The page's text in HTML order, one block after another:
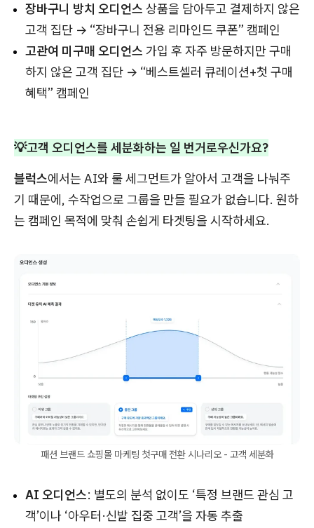
장바구니 방치 오디언스 상품을 담아두고 결제하지 않은
고객 집단 → “장바구니 전용 리마인드 쿠폰” 캠페인
고관여 미구매 오디언스 가입 후 자주 방문하지만 구매
하지 않은 고객 집단 → “베스트셀러 큐레이션+첫 구매
혜택” 캠페인
💡고객 오디언스를 세분화하는 일 번거로우신가요?
블럭스에서는 AI와 룰 세그먼트가 알아서 고객을 나눠주
기 때문에, 수작업으로 그룹을 만들 필요가 없습니다. 원하
는 캠페인 목적에 맞춰 손쉽게 타겟팅을 시작하세요.
패션 브랜드 쇼핑몰 마케팅 첫구매 전환 시나리오 - 고객 세분화
AI 오디언스: 별도의 분석 없이도 ‘특정 브랜드 관심 고
객’이나 ‘아우터·신발 집중 고객’을 자동 추출